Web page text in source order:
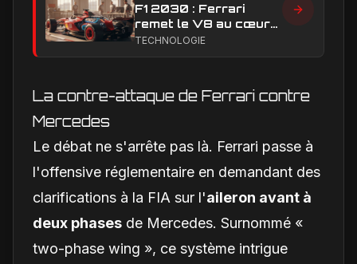
F1 2030 : Ferrari
remet le V8 au cœur
du débat sur l’avenir
TECHNOLOGIE
La contre-attaque de Ferrari contre
Mercedes
Le débat ne s'arrête pas là. Ferrari passe à
l'offensive réglementaire en demandant des
clarifications à la FIA sur l'aileron avant à
deux phases de Mercedes. Surnommé «
two-phase wing », ce système intrigue